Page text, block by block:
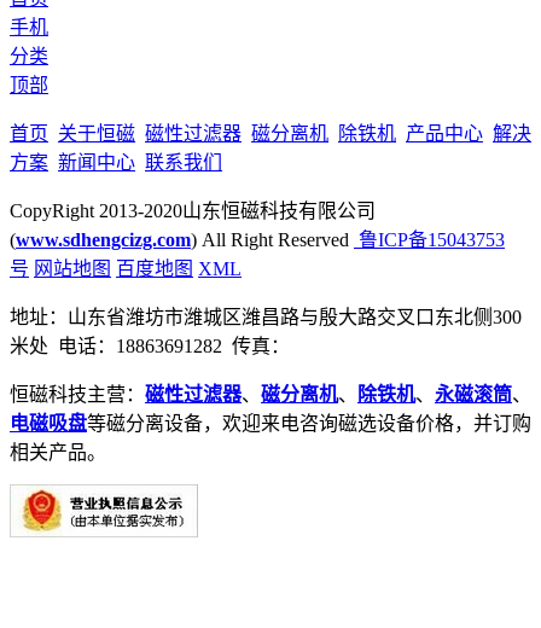
手机
分类
顶部
首页 关于恒磁 磁性过滤器 磁分离机 除铁机 产品中心 解决
方案 新闻中心 联系我们
CopyRight 2013-2020山东恒磁科技有限公司
(www.sdhengcizg.com) All Right Reserved 鲁ICP备15043753
号 网站地图 百度地图 XML
地址：山东省潍坊市潍城区潍昌路与殷大路交叉口东北侧300
米处 电话：18863691282 传真：
恒磁科技主营： 磁性过滤器、 磁分离机、 除铁机、 永磁滚筒、
电磁吸盘等磁分离设备，欢迎来电咨询磁选设备价格，并订购
相关产品。